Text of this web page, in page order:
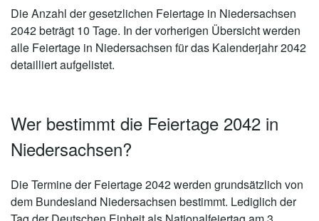
Die Anzahl der gesetzlichen Feiertage in Niedersachsen
2042 beträgt 10 Tage. In der vorherigen Übersicht werden
alle Feiertage in Niedersachsen für das Kalenderjahr 2042
detailliert aufgelistet.
Wer bestimmt die Feiertage 2042 in
Niedersachsen?
Die Termine der Feiertage 2042 werden grundsätzlich von
dem Bundesland Niedersachsen bestimmt. Lediglich der